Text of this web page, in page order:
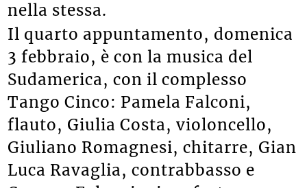
nella stessa.
Il quarto appuntamento, domenica
3 febbraio, è con la musica del
Sudamerica, con il complesso
Tango Cinco: Pamela Falconi,
flauto, Giulia Costa, violoncello,
Giuliano Romagnesi, chitarre, Gian
Luca Ravaglia, contrabbasso e